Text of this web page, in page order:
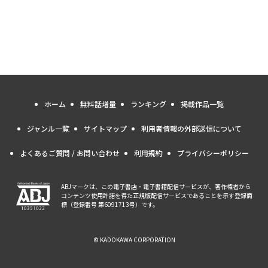
ホーム 無料話増量 ランキング 掲載作品一覧
ジャンル一覧 サイトマップ 利用者情報の外部送信について
よくあるご質問 / お問い合わせ 利用規約 プライバシーポリシー
ABJマークは、この電子書店・電子書籍配信サービスが、著作権者から
コンテンツ使用許諾を得た正規版配信サービスであることを示す登録商
標（登録番号 第6091713号）です。
© KADOKAWA CORPORATION